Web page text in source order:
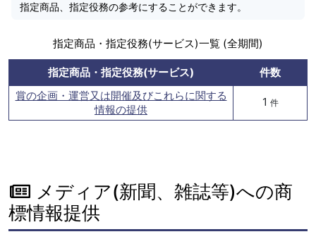
指定商品、指定役務の参考にすることができます。
指定商品・指定役務(サービス)一覧 (全期間)
指定商品・指定役務(サービス)
件数
賞の企画・運営又は開催及びこれらに関する
情報の提供
1 件
メディア(新聞、雑誌等)への商
標情報提供